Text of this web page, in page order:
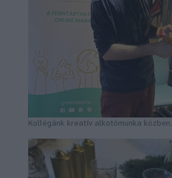
Kollégánk kreatív alkotómunka közben.